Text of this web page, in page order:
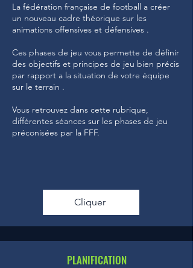
La fédération française de football a créer
un nouveau cadre théorique sur les
animations offensives et défensives .
Ces phases de jeu vous permette de définir
des objectifs et principes de jeu bien précis
par rapport a la situation de votre équipe
sur le terrain .
Vous retrouvez dans cette rubrique,
différentes séances sur les phases de jeu
préconisées par la FFF.
Cliquer
PLANIFICATION